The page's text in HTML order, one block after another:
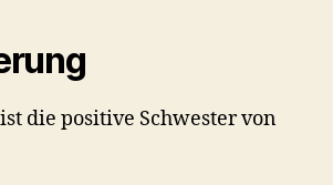
die positive Schwester von